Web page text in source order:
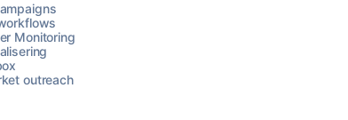
Monitoring
outreach